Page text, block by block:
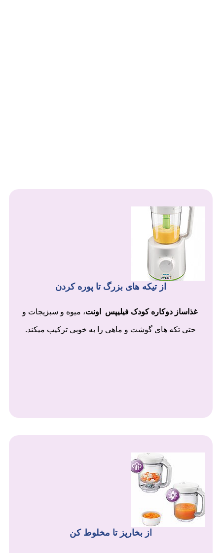
از تیکه های بزرگ تا پوره کردن
غذاساز دوکاره کودک فیلیپس اونت، میوه و سبزیجات و
حتی تکه های گوشت و ماهی را به خوبی ترکیب میکند.
از بخارپز تا مخلوط کن